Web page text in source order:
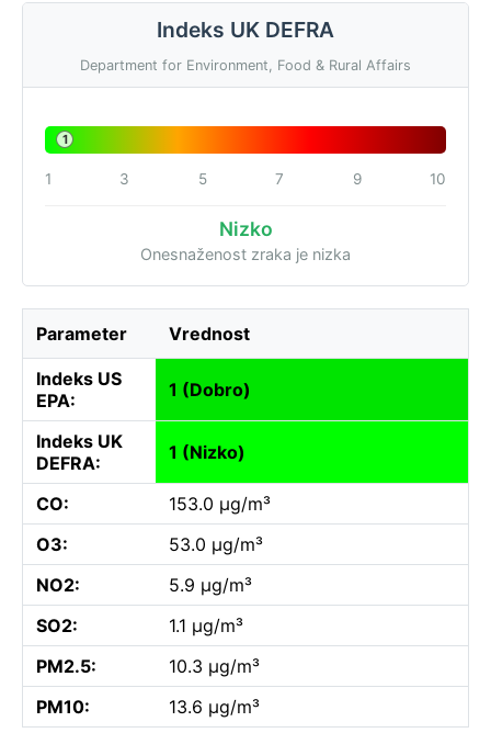
Indeks UK DEFRA
Department for Environment, Food & Rural Affairs
1
1 3 5 7 9 10
Nizko
Onesnaženost zraka je nizka
Parameter Vrednost
Indeks US
EPA:
1 (Dobro)
Indeks UK
DEFRA:
1 (Nizko)
CO:
153.0 µg/m³
O3:
53.0 µg/m³
NO2:
5.9 µg/m³
SO2:
1.1 µg/m³
PM2.5:
10.3 µg/m³
PM10:
13.6 µg/m³